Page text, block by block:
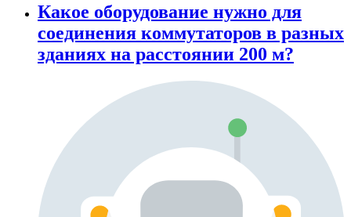
Какое оборудование нужно для
соединения коммутаторов в разных
зданиях на расстоянии 200 м?